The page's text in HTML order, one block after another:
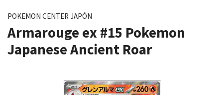
POKEMON CENTER JAPÓN
Armarouge ex #15 Pokemon
Japanese Ancient Roar